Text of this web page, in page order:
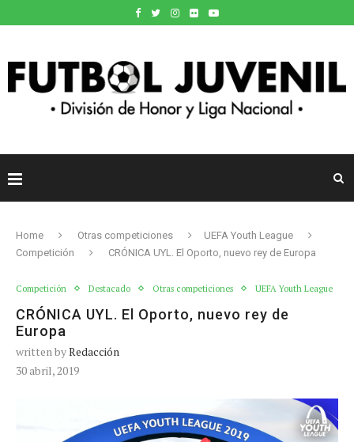
Home Otras competiciones
UEFA Youth League
Competición
CRÓNICA UYL. El Oporto, nuevo rey de Europa
Competición Destacado Otras competiciones UEFA Youth League
CRÓNICA UYL. El Oporto, nuevo rey de
Europa
written byRedacción
30 abril, 2019